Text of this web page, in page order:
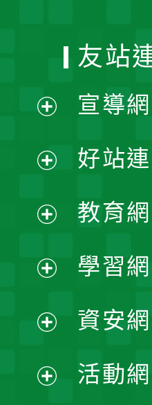
開
選
單
開
選
單
開
選
單
開
選
開
友站
宣導
好站
教育
學習
資安
活動